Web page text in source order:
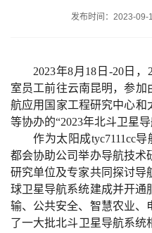
发布时间：2023-
2023年8月18 日-20日，2
室员工前往云南昆明，参加
航应用国家工程研究中心和
等协办的“2023年北斗卫星
作为太阳成tyc7111cc
都会协助公司举办导航技术
研究单位及专家共同探讨导
球卫星导航系统建成并开通
输、公共安全、智慧农业、
了一大批北斗卫星导航系统